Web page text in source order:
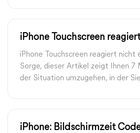
iPhone Touchscreen
entsperren: 7 Lösungen
iPhone Touchscreen reagiert nicht
Sorge, dieser Artikel zeigt Ihnen 7
der Situation umzugehen, in der
iPhone: Bildschirmzeit